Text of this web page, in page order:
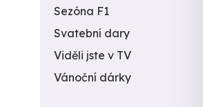
Sezóna F1
Svatební dary
Viděli jste v TV
Vánoční dárky